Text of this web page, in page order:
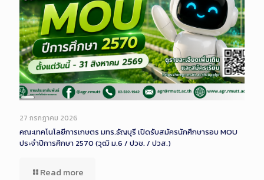
Long
Description
27 กรกฎาคม 2026
คณะเทคโนโลยีการเกษตร มทร.ธัญบุรี เปิดรับสมัครนักศึกษารอบ MOU
ประจำปีการศึกษา 2570 (วุฒิ ม.6 / ปวช. / ปวส.)
Read more